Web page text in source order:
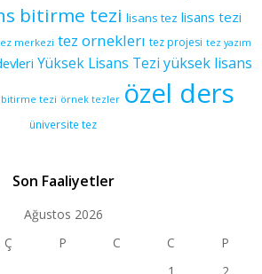
bitirme tezi lisans tez lisans tezi
merkezi tez orneklerı tez projesi tez yazım
Yüksek Lisans Tezi yüksek lisans
tezi örnek tezler özel ders
üniversite tez
Son Faaliyetler
Ağustos 2026
Ç P C C
P
1
2